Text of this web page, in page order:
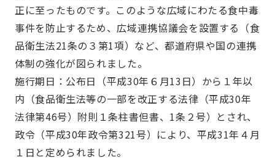
正に至ったものです。このような広域にわたる食中毒
事件を防止するため、広域連携協議会を設置する（食
品衛生法21条の３第1項）など、都道府県や国の連携
体制の強化が図られました。
施行期日：公布日（平成30年６月13日）から１年以
内（食品衛生法等の一部を改正する法律（平成30年
法律第46号）附則１条柱書但書、1条２号）とされ、
政令（平成30年政令第321号）により、平成31年４月
１日と定められました。